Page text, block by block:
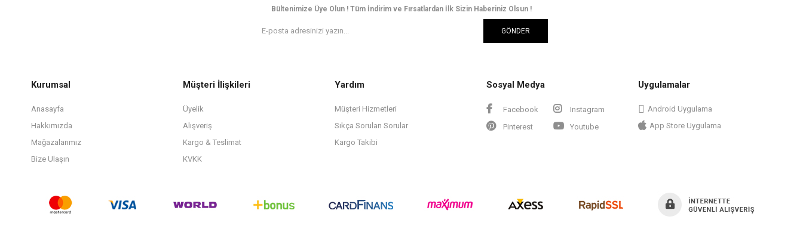
Bültenimize Üye Olun ! Tüm İndirim ve Fırsatlardan İlk Sizin Haberiniz Olsun !
GÖNDER
Kurumsal
Anasayfa
Hakkımızda
Mağazalarımız
Bize Ulaşın
Müşteri İlişkileri
Üyelik
Alışveriş
Kargo & Teslimat
KVKK
Yardım
Müşteri Hizmetleri
Sıkça Sorulan Sorular
Kargo Takibi
Sosyal Medya
Facebook
Instagram
Pinterest
Youtube
Uygulamalar
Android Uygulama
App Store Uygulama